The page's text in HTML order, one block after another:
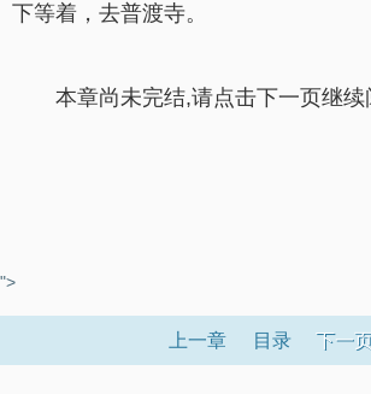
下等着，去普渡寺。
本章尚未完结,请点击下一页继
">
上一章 目录 下一